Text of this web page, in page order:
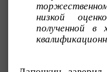
низкой
полученной в